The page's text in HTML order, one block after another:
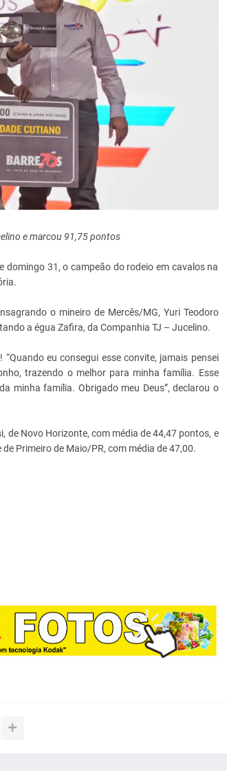
e marcou 91,75 pontos
domingo 31, o campeão do rodeio em cavalos na
o mineiro de Mercês/MG, Yuri Teodoro
a égua Zafira, da Companhia TJ – Jucelino.
eu consegui esse convite, jamais pensei
trazendo o melhor para minha família. Esse
minha família. Obrigado meu Deus”, declarou o
de Novo Horizonte, com média de 44,47 pontos, e
Primeiro de Maio/PR, com média de 47,00.